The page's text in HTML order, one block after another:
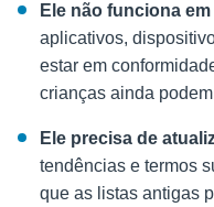
Ele não funciona
aplicativos,
estar em
crianças ainda
Ele precisa de
tendências e termos
que as listas antigas